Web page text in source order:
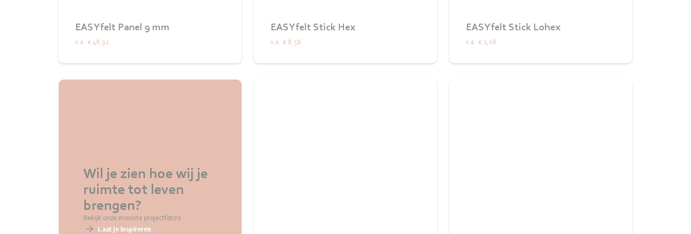
EASYfelt Panel 9 mm
v.a. € 48,92
EASYfelt Stick Hex
v.a. € 8,58
EASYfelt Stick Lohex
v.a. € 2,08
Wil je zien hoe wij je
ruimte tot leven
brengen?
Bekijk onze mooiste projectfoto's
Laat je inspireren